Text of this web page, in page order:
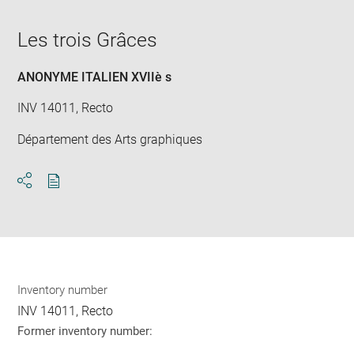
Les trois Grâces
ANONYME ITALIEN XVIIè s
INV 14011, Recto
Département des Arts graphiques
Inventory number
INV 14011, Recto
Former inventory number: